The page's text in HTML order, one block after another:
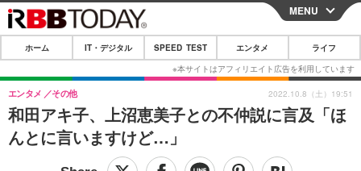
CLOSE
ホーム
IT・デジタル
IT・デジタルTOP スマートフォン
SPEED TEST
MENU
ホーム IT・デジタル SPEED TEST エンタメ ライフ
和田アキ子、上沼恵美子との不仲説に言及「ほ
んとに言いますけど…」
エンタメ その他 2022.10.8（土）19:51